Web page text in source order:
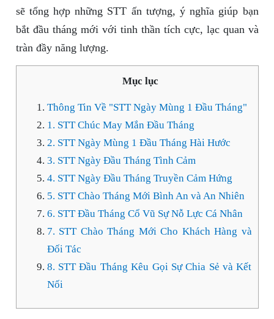
sẽ tổng hợp những STT ấn tượng, ý nghĩa giúp bạn
bắt đầu tháng mới với tinh thần tích cực, lạc quan và
tràn đầy năng lượng.
Mục lục
Thông Tin Về "STT Ngày Mùng 1 Đầu Tháng"
1. STT Chúc May Mắn Đầu Tháng
2. STT Ngày Mùng 1 Đầu Tháng Hài Hước
3. STT Ngày Đầu Tháng Tình Cảm
4. STT Ngày Đầu Tháng Truyền Cảm Hứng
5. STT Chào Tháng Mới Bình An và An Nhiên
6. STT Đầu Tháng Cổ Vũ Sự Nỗ Lực Cá Nhân
7. STT Chào Tháng Mới Cho Khách Hàng và
Đối Tác
8. STT Đầu Tháng Kêu Gọi Sự Chia Sẻ và Kết
Nối